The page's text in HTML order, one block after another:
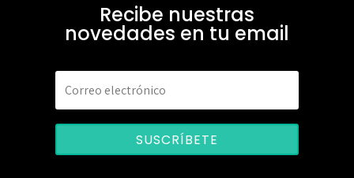
Recibe nuestras
novedades en tu email
SUSCRÍBETE